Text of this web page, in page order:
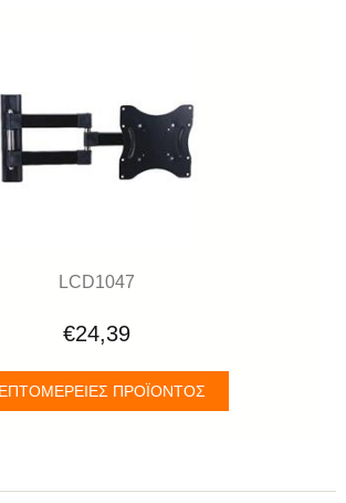
LCD1047
€24,39
ΠΡΟΪΌΝΤΟΣ